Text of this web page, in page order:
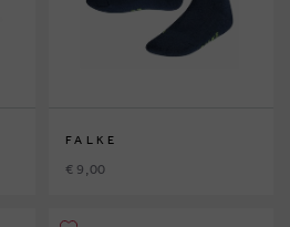
FALKE
€ 9,00